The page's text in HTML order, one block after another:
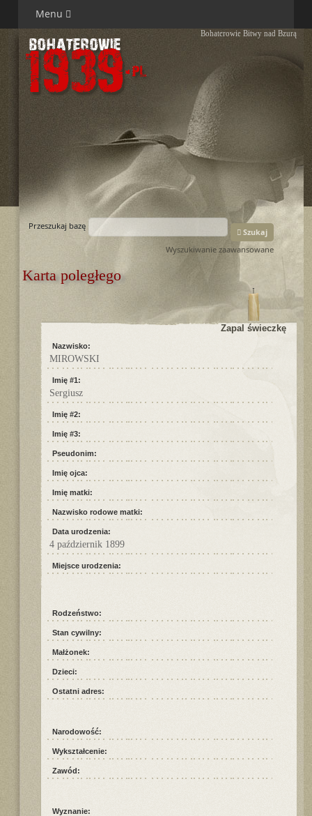
Menu
Bohaterowie Bitwy nad Bzurą
Przeszukaj bazę
Szukaj
Wyszukiwanie zaawansowane
Karta poległego
Zapal świeczkę
Nazwisko:
MIROWSKI
Imię #1:
Sergiusz
Imię #2:
Imię #3:
Pseudonim:
Imię ojca:
Imię matki:
Nazwisko rodowe matki:
Data urodzenia:
4 październik 1899
Miejsce urodzenia:
Rodzeństwo:
Stan cywilny:
Małżonek:
Dzieci:
Ostatni adres:
Narodowość:
Wykształcenie:
Zawód:
Wyznanie: